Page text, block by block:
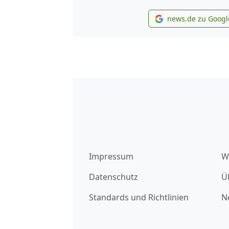
news.de zu
Impressum
Datenschutz
Standards und Richtlinien